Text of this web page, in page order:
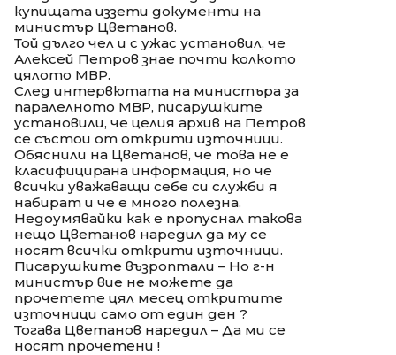
купищата иззети документи на
министър Цветанов.
Той дълго чел и с ужас установил, че
Алексей Петров знае почти колкото
цялото МВР.
След интервютата на министъра за
паралелното МВР, писарушките
установили, че целия архив на Петров
се състои от открити източници.
Обяснили на Цветанов, че това не е
класифицирана информация, но че
всички уважаващи себе си служби я
набират и че е много полезна.
Недоумявайки как е пропуснал такова
нещо Цветанов наредил да му се
носят всички открити източници.
Писарушките възроптали – Но г-н
министър вие не можете да
прочетете цял месец откритите
източници само от един ден ?
Тогава Цветанов наредил – Да ми се
носят прочетени !